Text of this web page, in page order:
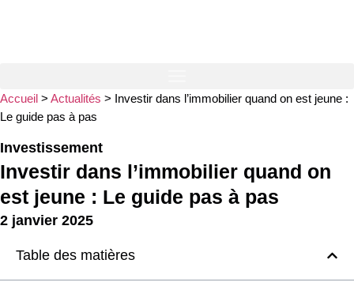
Accueil > Actualités > Investir dans l’immobilier quand on est jeune :
Le guide pas à pas
Investissement
Investir dans l’immobilier quand on
est jeune : Le guide pas à pas
2 janvier 2025
Table des matières